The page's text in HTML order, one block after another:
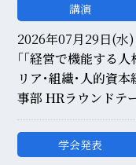
講演
2026年07月29日(水)
｢｢経営で機能する
リア･組織･人的資
事部 HRラウンドテ
学会発表